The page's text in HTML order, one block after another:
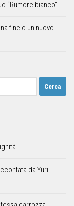
“Rumore bianco”
fine o un nuovo
da Yuri